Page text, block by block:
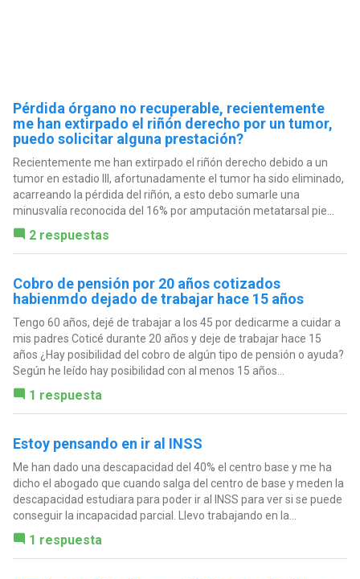
Pérdida órgano no recuperable, recientemente
me han extirpado el riñón derecho por un tumor,
puedo solicitar alguna prestación?
Recientemente me han extirpado el riñón derecho debido a un
tumor en estadio III, afortunadamente el tumor ha sido eliminado,
acarreando la pérdida del riñón, a esto debo sumarle una
minusvalía reconocida del 16% por amputación metatarsal pie...
2 respuestas
Cobro de pensión por 20 años cotizados
habienmdo dejado de trabajar hace 15 años
Tengo 60 años, dejé de trabajar a los 45 por dedicarme a cuidar a
mis padres Coticé durante 20 años y deje de trabajar hace 15
años ¿Hay posibilidad del cobro de algún tipo de pensión o ayuda?
Según he leído hay posibilidad con al menos 15 años...
1 respuesta
Estoy pensando en ir al INSS
Me han dado una descapacidad del 40% el centro base y me ha
dicho el abogado que cuando salga del centro de base y meden la
descapacidad estudiara para poder ir al INSS para ver si se puede
conseguir la incapacidad parcial. Llevo trabajando en la...
1 respuesta